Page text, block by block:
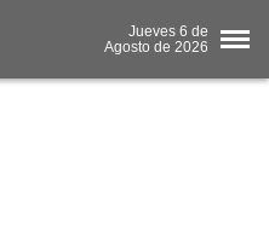
Jueves 6 de
Agosto de 2026